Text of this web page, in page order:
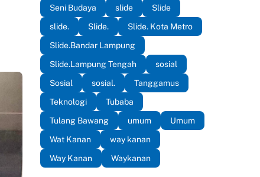
Seni Budaya
slide
Slide
slide.
Slide.
Slide. Kota Metro
Slide.Bandar Lampung
Slide.Lampung Tengah
sosial
Sosial
sosial.
Tanggamus
Teknologi
Tubaba
Tulang Bawang
umum
Umum
Wat Kanan
way kanan
Way Kanan
Waykanan